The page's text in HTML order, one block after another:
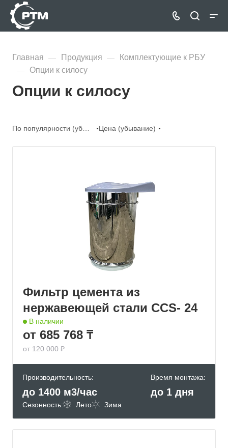
Главная — Продукция —
Комплектующие к РБУ
—
Опции к силосу
Опции к силосу
Цена (убывание)
Фильтр цемента из
нержавеющей стали CCS- 24
В наличии
от 685 768 ₸
от 120 000 ₽
Производительность:
до 1400 м3/час
Время монтажа:
до 1 дня
Сезонность: Лето Зима